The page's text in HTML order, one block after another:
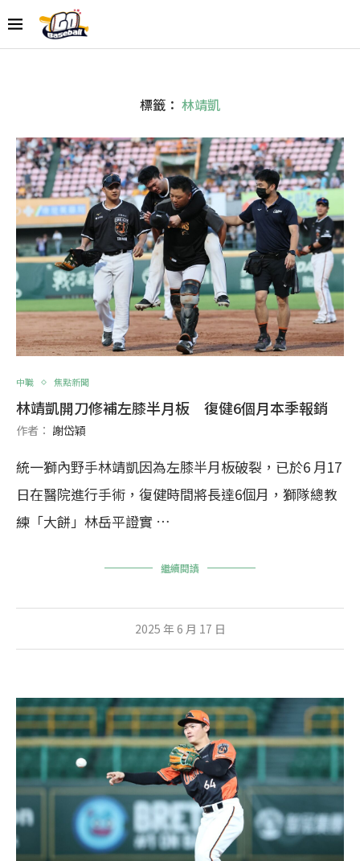
標籤： 林靖凱
中職 焦點新聞
林靖凱開刀修補左膝半月板 復健6個月本季報銷
作者： 謝岱穎
統一獅內野手林靖凱因為左膝半月板破裂，已於6 月17
日在醫院進行手術，復健時間將長達6個月，獅隊總教
練「大餅」林岳平證實 …
繼續閱讀
2025 年 6 月 17 日